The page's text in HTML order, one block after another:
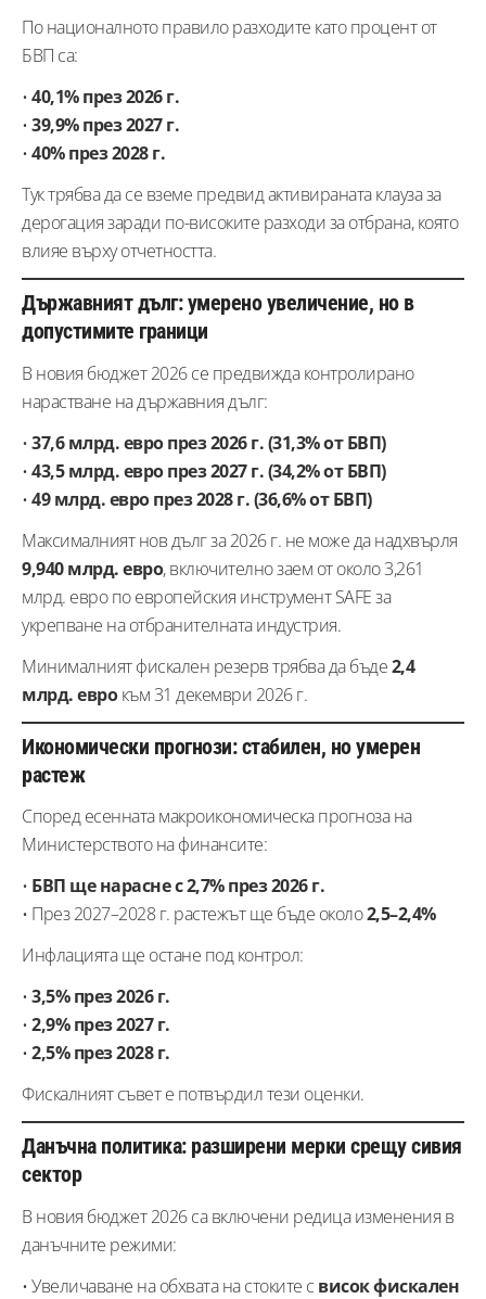
По националното правило разходите като процент от
БВП са:
•40,1% през 2026 г.
•39,9% през 2027 г.
•40% през 2028 г.
Тук трябва да се вземе предвид активираната клауза за
дерогация заради по-високите разходи за отбрана, която
влияе върху отчетността.
Държавният дълг: умерено увеличение, но в
допустимите граници
В новия бюджет 2026 се предвижда контролирано
нарастване на държавния дълг:
•37,6 млрд. евро през 2026 г. (31,3% от БВП)
•43,5 млрд. евро през 2027 г. (34,2% от БВП)
•49 млрд. евро през 2028 г. (36,6% от БВП)
Максималният нов дълг за 2026 г. не може да надхвърля
9,940 млрд. евро, включително заем от около 3,261
млрд. евро по европейския инструмент SAFE за
укрепване на отбранителната индустрия.
Минималният фискален резерв трябва да бъде2,4
млрд. еврокъм 31 декември 2026 г.
Икономически прогнози: стабилен, но умерен
растеж
Според есенната макроикономическа прогноза на
Министерството на финансите:
• БВП ще нарасне с 2,7% през 2026 г.
• През 2027–2028 г. растежът ще бъде около2,5–2,4%
Инфлацията ще остане под контрол:
•3,5% през 2026 г.
•2,9% през 2027 г.
•2,5% през 2028 г.
Фискалният съвет е потвърдил тези оценки.
Данъчна политика: разширени мерки срещу сивия
сектор
В новия бюджет 2026 са включени редица изменения в
данъчните режими:
• Увеличаване на обхвата на стоките с висок фискален